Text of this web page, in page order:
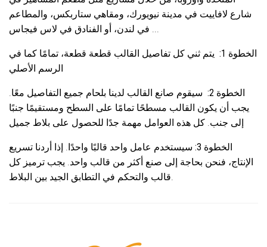
شارع لافاييت في مدينة نيويورك، ومقاهي ستاربكس، والمطاعم
في لندن، أو الفنادق في لاس فيجاس ...
الخطوة 1:
يتم ثني كل تفاصيل القالب قطعة قطعة، تمامًا كما في
الرسم الأصلي
الخطوة 2:
سيقوم صانع القالب لدينا بلحام جميع التفاصيل معًا.
يجب أن يكون القالب مسطحًا تمامًا على السطح ومستقيمًا جنبًا
إلى جنب. كل هذه العوامل مهمة جدًا للحصول على بلاط جميل
الخطوة 3:
سيستخدم عامل واحد قالبًا واحدًا. إذا أردنا تسريع
الإنتاج، فنحن بحاجة إلى صنع أكثر من قالب واحد. يجب ترميز كل
قالب والتحكم في التطابق الجيد بين البلاط.